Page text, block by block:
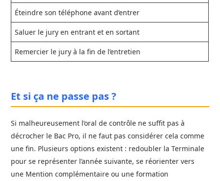
Éteindre son téléphone avant d’entrer
Saluer le jury en entrant et en sortant
Remercier le jury à la fin de l’entretien
Et si ça ne passe pas ?
Si malheureusement l’oral de contrôle ne suffit pas à
décrocher le Bac Pro, il ne faut pas considérer cela comme
une fin. Plusieurs options existent : redoubler la Terminale
pour se représenter l’année suivante, se réorienter vers
une Mention complémentaire ou une formation